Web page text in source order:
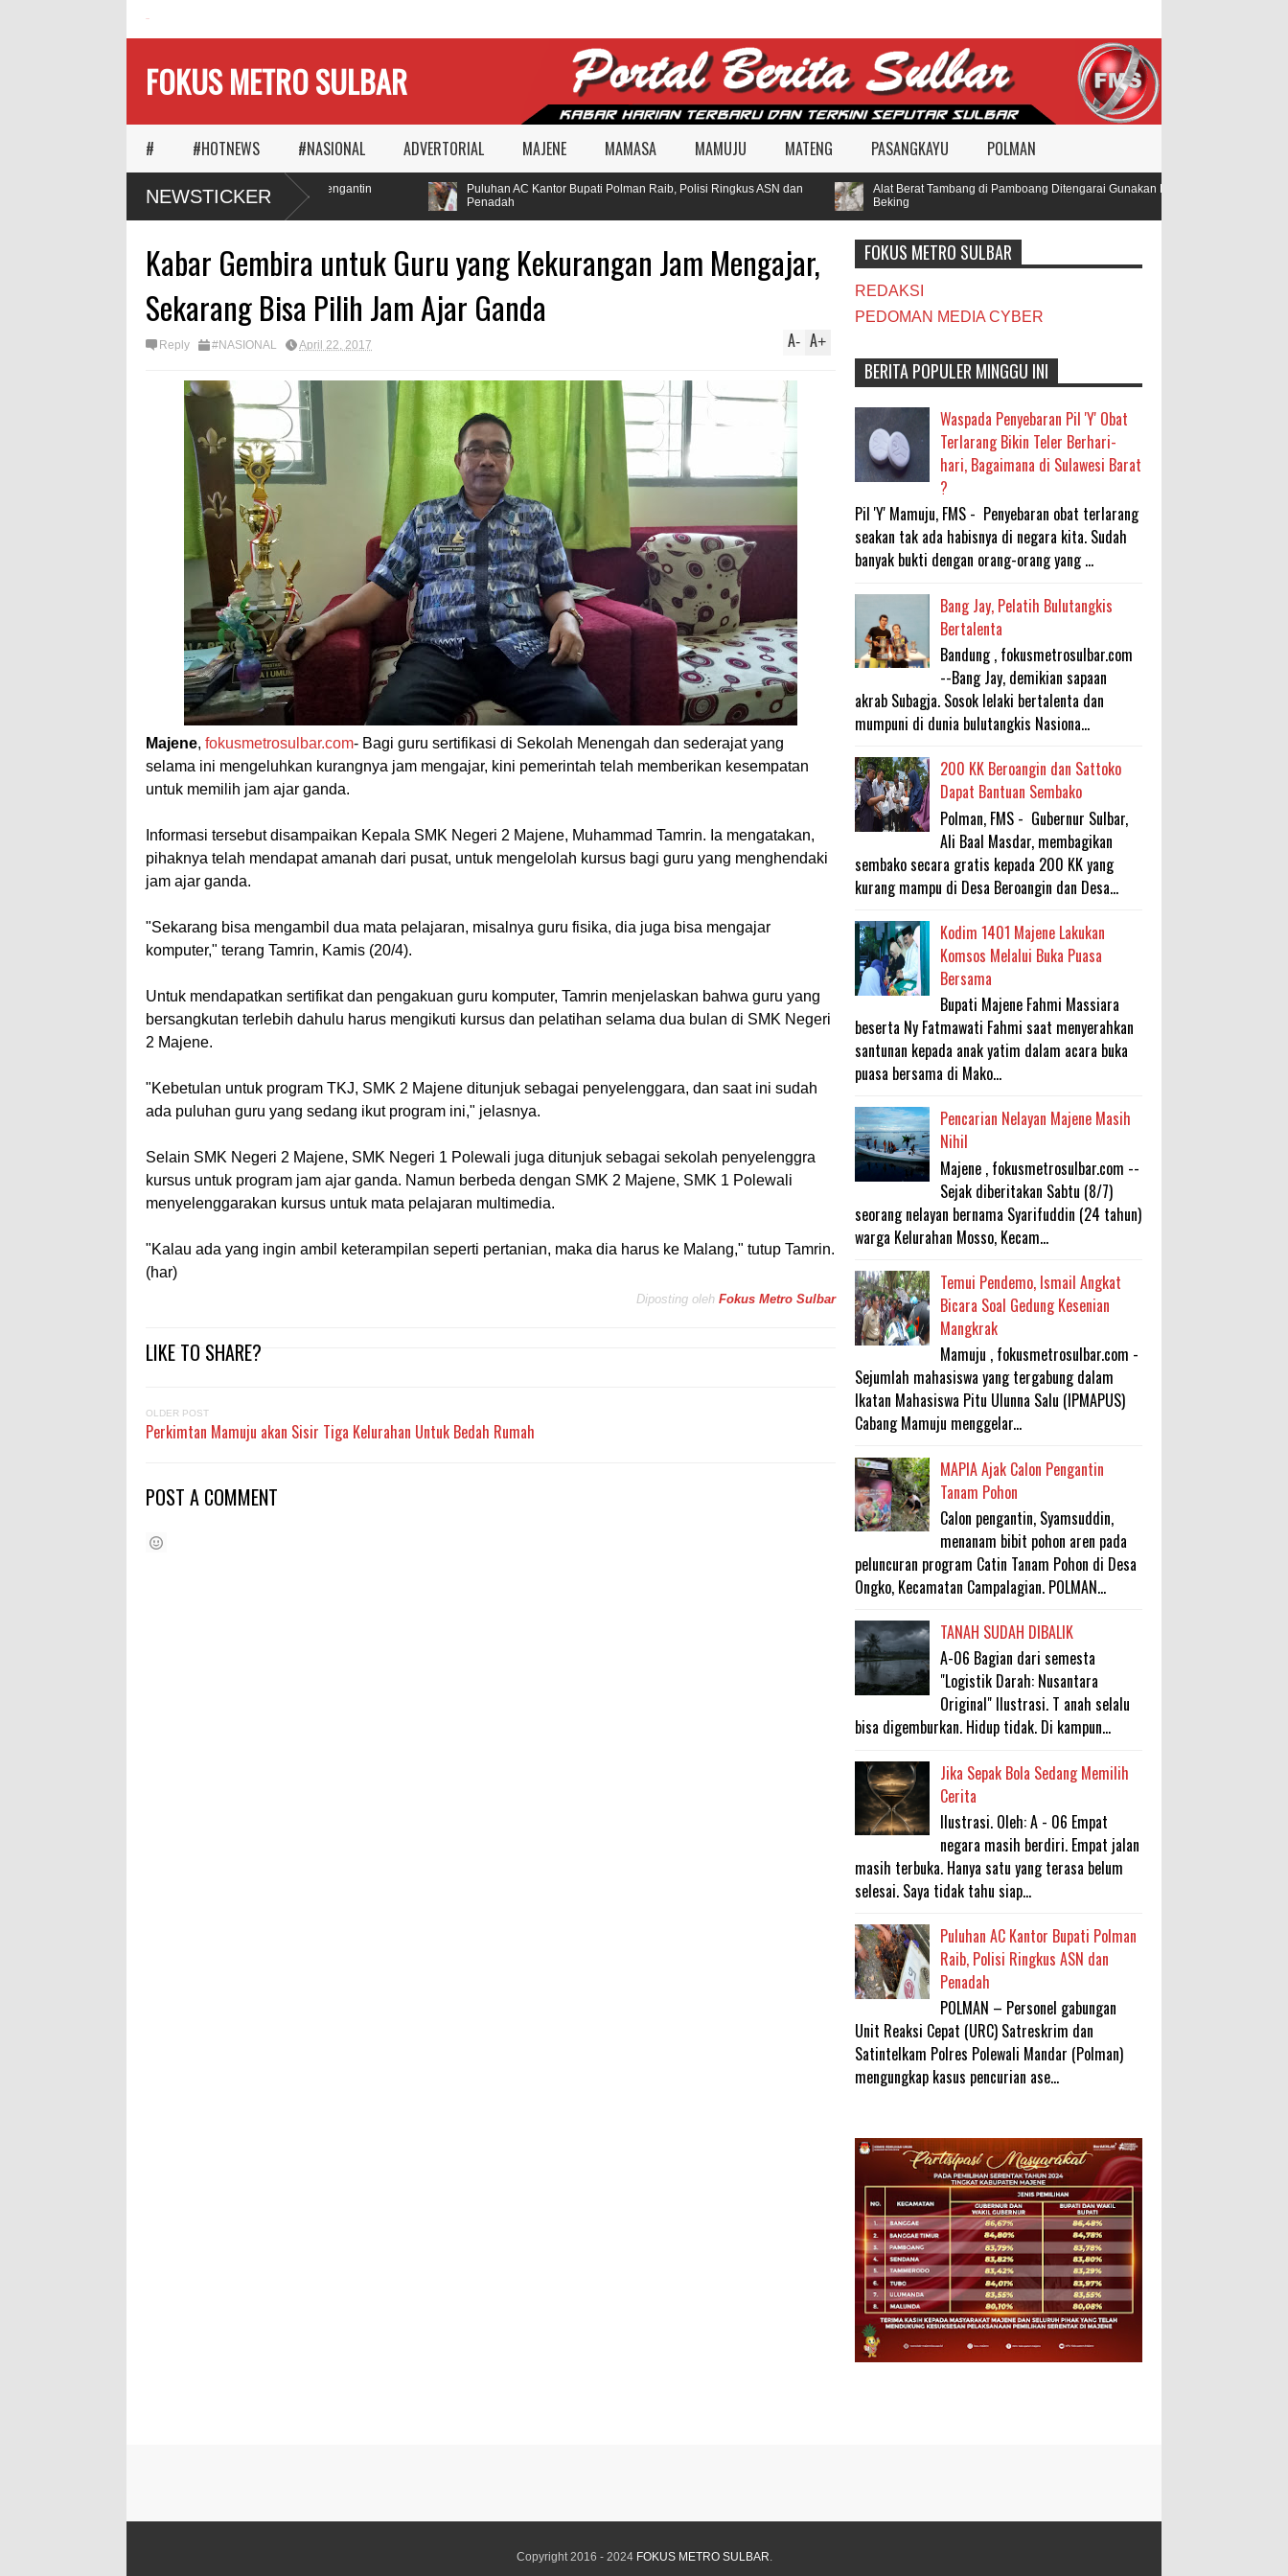
FOKUS METRO SULBAR
# #HOTNEWS #NASIONAL ADVERTORIAL MAJENE MAMASA MAMUJU MATENG PASANGKAYU POLMAN
NEWSTICKER
MAPIA Ajak Calon Pengantin
Tanam Pohon
Puluhan AC Kantor Bupati Polman Raib, Polisi Ringkus ASN dan
Penadah
Alat Berat Tambang di Pamboang Ditengarai Gunakan BBM Subsidi, Oknum TNI
Beking
Kabar Gembira untuk Guru yang Kekurangan Jam Mengajar,
Sekarang Bisa Pilih Jam Ajar Ganda
Reply #NASIONAL April 22, 2017 A+
A-
Majene, fokusmetrosulbar.com- Bagi guru sertifikasi di Sekolah Menengah dan sederajat yang
selama ini mengeluhkan kurangnya jam mengajar, kini pemerintah telah memberikan kesempatan
untuk memilih jam ajar ganda.
Informasi tersebut disampaikan Kepala SMK Negeri 2 Majene, Muhammad Tamrin. Ia mengatakan,
pihaknya telah mendapat amanah dari pusat, untuk mengelolah kursus bagi guru yang menghendaki
jam ajar ganda.
"Sekarang bisa mengambil dua mata pelajaran, misalnya guru fisika, dia juga bisa mengajar
komputer," terang Tamrin, Kamis (20/4).
Untuk mendapatkan sertifikat dan pengakuan guru komputer, Tamrin menjelaskan bahwa guru yang
bersangkutan terlebih dahulu harus mengikuti kursus dan pelatihan selama dua bulan di SMK Negeri
2 Majene.
"Kebetulan untuk program TKJ, SMK 2 Majene ditunjuk sebagai penyelenggara, dan saat ini sudah
ada puluhan guru yang sedang ikut program ini," jelasnya.
Selain SMK Negeri 2 Majene, SMK Negeri 1 Polewali juga ditunjuk sebagai sekolah penyelenggra
kursus untuk program jam ajar ganda. Namun berbeda dengan SMK 2 Majene, SMK 1 Polewali
menyelenggarakan kursus untuk mata pelajaran multimedia.
"Kalau ada yang ingin ambil keterampilan seperti pertanian, maka dia harus ke Malang," tutup Tamrin.
(har)
Diposting oleh Fokus Metro Sulbar
LIKE TO SHARE?
OLDER POST
Perkimtan Mamuju akan Sisir Tiga Kelurahan Untuk Bedah Rumah
POST A COMMENT
FOKUS METRO SULBAR
REDAKSI
PEDOMAN MEDIA CYBER
BERITA POPULER MINGGU INI
Waspada Penyebaran Pil 'Y' Obat
Terlarang Bikin Teler Berhari-
hari, Bagaimana di Sulawesi Barat
?
Pil 'Y' Mamuju, FMS - Penyebaran obat terlarang
seakan tak ada habisnya di negara kita. Sudah
banyak bukti dengan orang-orang yang ...
Bang Jay, Pelatih Bulutangkis
Bertalenta
Bandung , fokusmetrosulbar.com
--Bang Jay, demikian sapaan
akrab Subagja. Sosok lelaki bertalenta dan
mumpuni di dunia bulutangkis Nasiona...
200 KK Beroangin dan Sattoko
Dapat Bantuan Sembako
Polman, FMS - Gubernur Sulbar,
Ali Baal Masdar, membagikan
sembako secara gratis kepada 200 KK yang
kurang mampu di Desa Beroangin dan Desa...
Kodim 1401 Majene Lakukan
Komsos Melalui Buka Puasa
Bersama
Bupati Majene Fahmi Massiara
beserta Ny Fatmawati Fahmi saat menyerahkan
santunan kepada anak yatim dalam acara buka
puasa bersama di Mako...
Pencarian Nelayan Majene Masih
Nihil
Majene , fokusmetrosulbar.com --
Sejak diberitakan Sabtu (8/7)
seorang nelayan bernama Syarifuddin (24 tahun)
warga Kelurahan Mosso, Kecam...
Temui Pendemo, Ismail Angkat
Bicara Soal Gedung Kesenian
Mangkrak
Mamuju , fokusmetrosulbar.com -
Sejumlah mahasiswa yang tergabung dalam
Ikatan Mahasiswa Pitu Ulunna Salu (IPMAPUS)
Cabang Mamuju menggelar...
MAPIA Ajak Calon Pengantin
Tanam Pohon
Calon pengantin, Syamsuddin,
menanam bibit pohon aren pada
peluncuran program Catin Tanam Pohon di Desa
Ongko, Kecamatan Campalagian. POLMAN...
TANAH SUDAH DIBALIK
A-06 Bagian dari semesta
"Logistik Darah: Nusantara
Original" Ilustrasi. T anah selalu
bisa digemburkan. Hidup tidak. Di kampun...
Jika Sepak Bola Sedang Memilih
Cerita
Ilustrasi. Oleh: A - 06 Empat
negara masih berdiri. Empat jalan
masih terbuka. Hanya satu yang terasa belum
selesai. Saya tidak tahu siap...
Puluhan AC Kantor Bupati Polman
Raib, Polisi Ringkus ASN dan
Penadah
POLMAN – Personel gabungan
Unit Reaksi Cepat (URC) Satreskrim dan
Satintelkam Polres Polewali Mandar (Polman)
mengungkap kasus pencurian ase...
Copyright 2016 - 2024 FOKUS METRO SULBAR.